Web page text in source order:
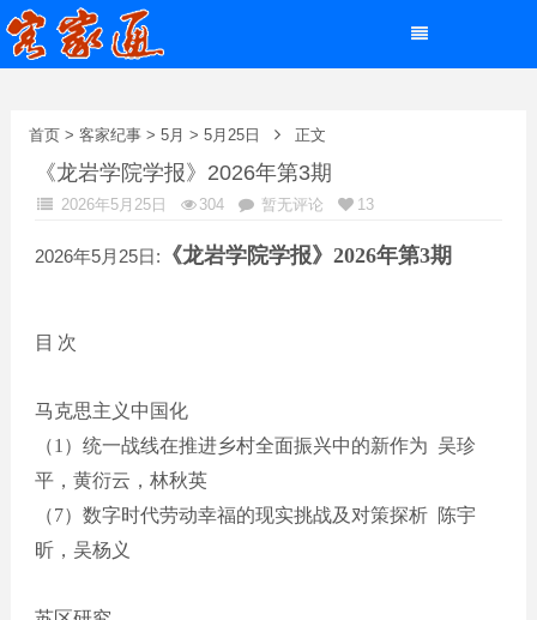
首页> 客家纪事> 5月 > 5月25日 正文
《龙岩学院学报》2026年第3期
2026年5月25日 304 暂无评论 13
2026年5月25日: 《龙岩学院学报》 2026年第3期
目 次
马克思主义中国化
（1） 统一战线在推进乡村全面振兴中的新作为 吴珍
平，黄衍云，林秋英
（7）数字时代劳动幸福的现实挑战及对策探析 陈宇
昕，吴杨义